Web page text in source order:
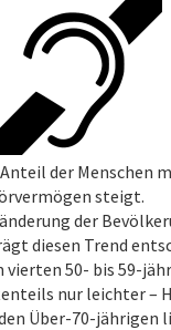
der Menschen
steigt.
der
diesen Trend
vierten 50- bis 59-
nur leichter –
Über-70-jährigen